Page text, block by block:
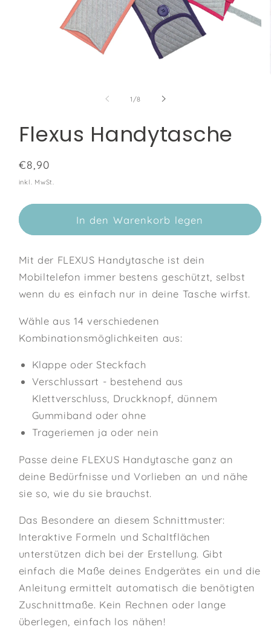
1 /von
8
Flexus Handytasche
Normaler
Preis
€8,90
inkl. MwSt.
In den Warenkorb legen
Mit der FLEXUS Handytasche ist dein
Mobiltelefon immer bestens geschützt, selbst
wenn du es einfach nur in deine Tasche wirfst.
Wähle aus 14 verschiedenen
Kombinationsmöglichkeiten aus:
Klappe oder Steckfach
Verschlussart - bestehend aus
Klettverschluss, Druckknopf, dünnem
Gummiband oder ohne
Trageriemen ja oder nein
Passe deine FLEXUS Handytasche ganz an
deine Bedürfnisse und Vorlieben an und nähe
sie so, wie du sie brauchst.
Das Besondere an diesem Schnittmuster:
Interaktive Formeln und Schaltflächen
unterstützen dich bei der Erstellung. Gibt
einfach die Maße deines Endgerätes ein und die
Anleitung ermittelt automatisch die benötigten
Zuschnittmaße. Kein Rechnen oder lange
überlegen, einfach los nähen!